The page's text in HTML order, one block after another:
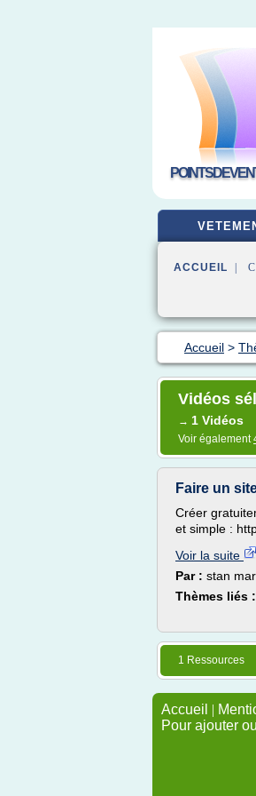
ACCUEIL |
Accueil >
Vidéos
→ 1 Vidéos
Voir également
Faire un
Créer
et simple :
Voir la suite
Par : stan
Thèmes liés :
1 Ressources
Accueil |
Pour ajouter